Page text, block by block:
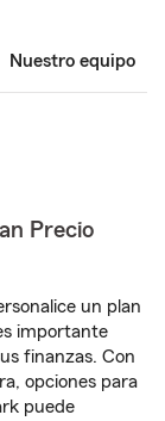
Nuestro equipo
Precio
un plan
importante
finanzas. Con
opciones para
puede